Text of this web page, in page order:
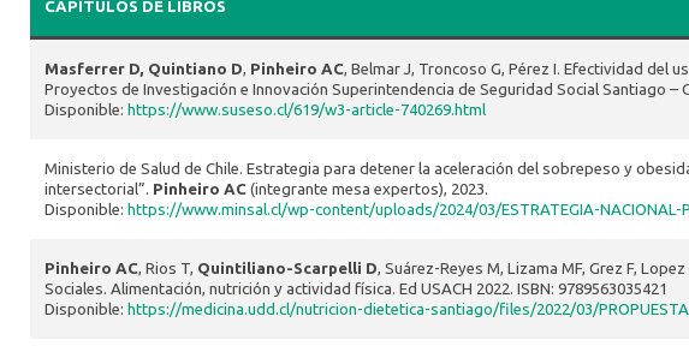
CAPÍTULOS DE LIBROS
Masferrer D, Quintiano D, Pinheiro AC, Belmar J, Troncoso G, Pérez I. Efectividad
Proyectos de Investigación e Innovación Superintendencia de Seguridad Social Santiago –
Disponible: https://www.suseso.cl/619/w3-article-740269.html
Ministerio de Salud de Chile. Estrategia para detener la aceleración del sobrepeso y
intersectorial”. Pinheiro AC (integrante mesa expertos), 2023.
Disponible: https://www.minsal.cl/wp-content/uploads/2024/03/ESTRATEGIA-NACIONAL-
Pinheiro AC, Rios T, Quintiliano-Scarpelli D, Suárez-Reyes M, Lizama MF, Grez F,
Sociales. Alimentación, nutrición y actividad física. Ed USACH 2022. ISBN: 9789563035421
Disponible: https://medicina.udd.cl/nutricion-dietetica-santiago/files/2022/03/